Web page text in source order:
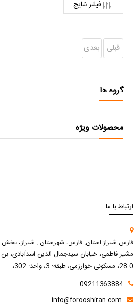
فیلتر نتایج
قبلی بعدی
گروه ها
محصولات ویژه
ارتباط با ما
فارس شیراز استان: فارس، شهرستان : شیراز، بخش
28.0، مسکونی خوارزمی، طبقه: 3، واحد: 302،
09211363884
info@forooshiran.com